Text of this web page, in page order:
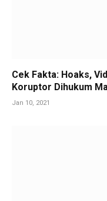
Cek Fakta: Hoaks,
Koruptor Dihukum
Jan 10, 2021